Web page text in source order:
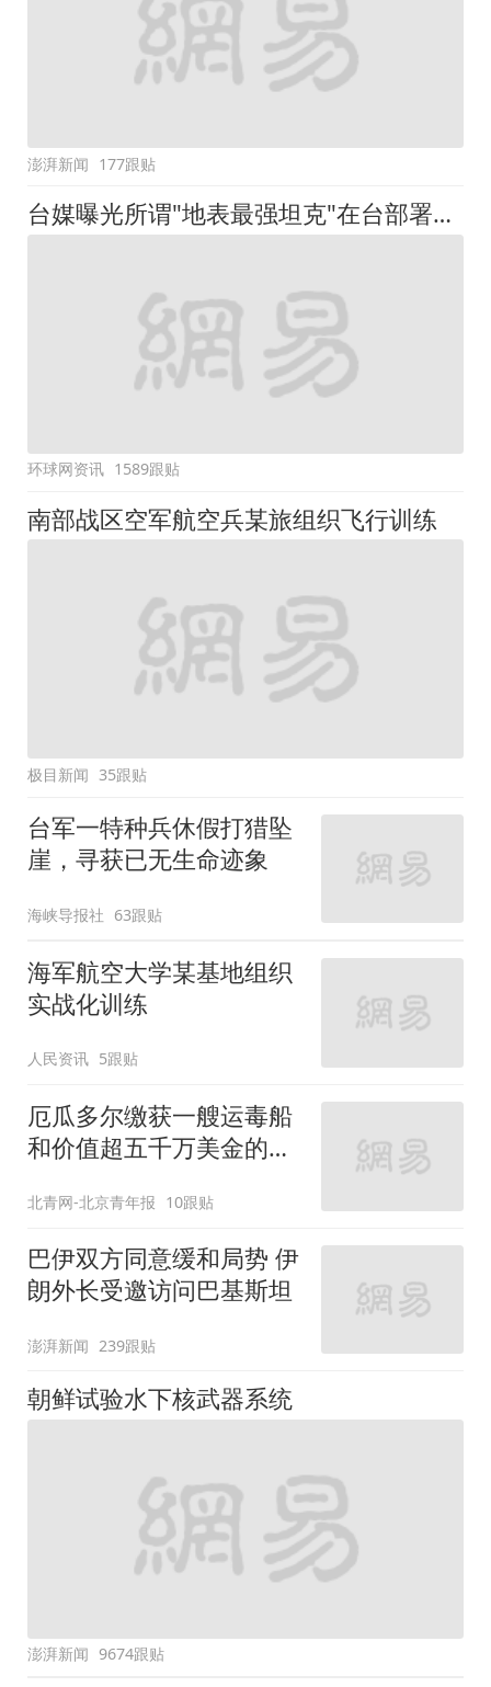
澎湃新闻 177跟贴
台媒曝光所谓"地表最强坦克"在台部署地点
环球网资讯 1589跟贴
南部战区空军航空兵某旅组织飞行训练
极目新闻 35跟贴
台军一特种兵休假打猎坠
崖，寻获已无生命迹象
海峡导报社 63跟贴
海军航空大学某基地组织
实战化训练
人民资讯 5跟贴
厄瓜多尔缴获一艘运毒船
和价值超五千万美金的毒
北青网-北京青年报 10跟贴
巴伊双方同意缓和局势 伊
朗外长受邀访问巴基斯坦
澎湃新闻 239跟贴
朝鲜试验水下核武器系统
澎湃新闻 9674跟贴